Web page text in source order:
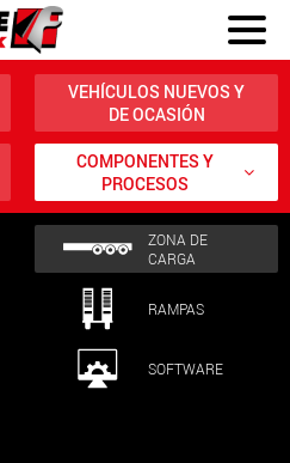
VEHÍCULOS NUEVOS Y
DE OCASIÓN
COMPONENTES Y
PROCESOS
ZONA DE
CARGA
RAMPAS
SOFTWARE